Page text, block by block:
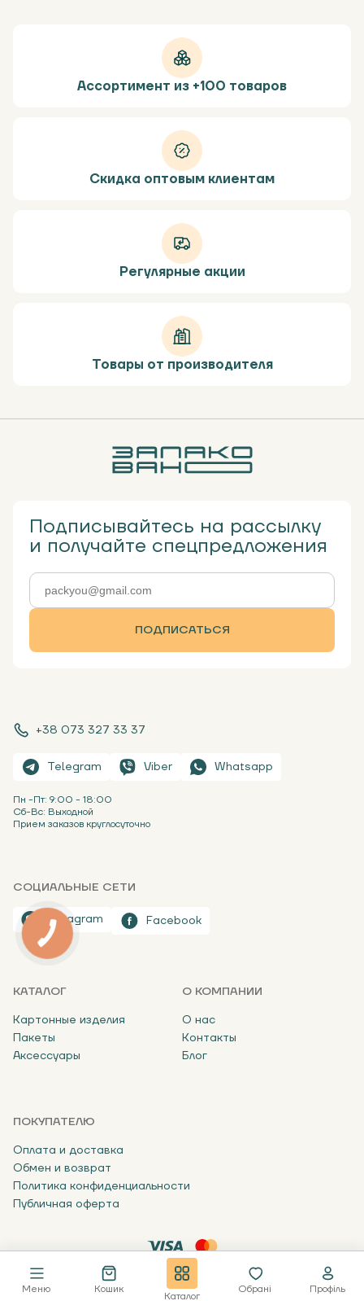
Меню Кошик
Каталог
Обрані Профіль
Ассортимент из +100 товаров
Скидка оптовым клиентам
Регулярные акции
Товары от производителя
63.65 ₴ В кошик В один клік
+38 073 327 33 37
Telegram Viber Whatsapp
Пн -Пт: 9:00 - 18:00
Сб-Вс: Выходной
Прием заказов круглосуточно
СОЦИАЛЬНЫЕ СЕТИ
Instagram Facebook
КАТАЛОГ
Картонные изделия
Пакеты
Аксессуары
О КОМПАНИИ
О нас
Контакты
Блог
ПОКУПАТЕЛЮ
Оплата и доставка
Обмен и возврат
Политика конфиденциальности
Публичная оферта
Подписывайтесь на рассылку
и получайте спецпредложения
ПОДПИСАТЬСЯ
© Упаковано 2024 Designed By: